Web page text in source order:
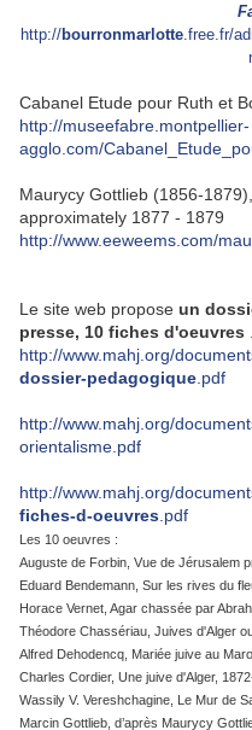
http://bourronmarlotte.free.fr/
Cabanel Etude pour Ruth et
http://museefabre.montpellier-
agglo.com/
Maurycy Gottlieb (1856-
approximately 1877 - 1879
http://www.eeweems.com/
Le site web propose un
presse, 10 fiches d'oeuvres
http://www.mahj.org/
dossier-pedagogique .pdf
http://www.mahj.org/
orientalisme.pdf
http://www.mahj.org/
fiches-d-oeuvres .pdf
Les 10 oeuvres :
Auguste de Forbin, Vue de Jérusalem
Eduard Bendemann, Sur les rives du
Horace Vernet, Agar chassée par
Théodore Chassériau, Juives d'Alger
Alfred Dehodencq, Mariée juive au
Charles Cordier, Une juive d'Alger,
Wassily V. Vereshchagine, Le Mur de
Marcin Gottlieb, d’après Maurycy